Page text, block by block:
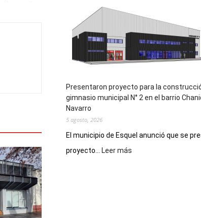
Digital
en
los
hospitales
Presentaron proyecto para la
gimnasio municipal N° 2 en el barrio
Navarro
5 agosto, 2026
El municipio de Esquel anunció que se
proyecto...
Leer más